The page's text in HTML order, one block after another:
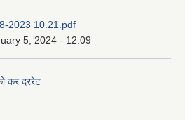
2023 10.21.pdf
5, 2024 - 12:09
कर दररेट